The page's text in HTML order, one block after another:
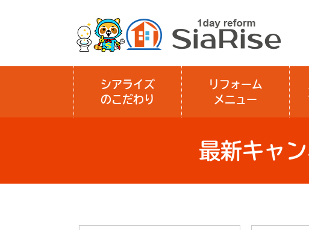
シアライズ
のこだわり
リフォーム
メニュー
最新キャ